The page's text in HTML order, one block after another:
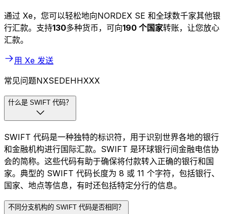
通过 Xe，您可以轻松地向NORDEX SE 和全球数千家其他银
行汇款。支持130多种货币，可向190 个国家转账，让您放心
汇款。
用 Xe 发送
常见问题NXSEDEHHXXX
什么是 SWIFT 代码？
SWIFT 代码是一种独特的标识符，用于识别世界各地的银行
和金融机构进行国际汇款。SWIFT 是环球银行间金融电信协
会的简称。这些代码有助于确保将付款转入正确的银行和国
家。典型的 SWIFT 代码长度为 8 或 11 个字符，包括银行、
国家、地点等信息，有时还包括特定分行的信息。
不同分支机构的 SWIFT 代码是否相同？